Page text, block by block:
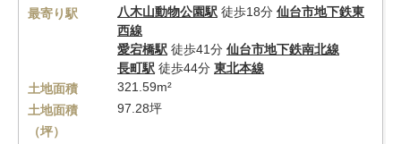
最寄り駅
八木山動物公園駅 徒歩18分 仙台市地下鉄東
西線
愛宕橋駅 徒歩41分 仙台市地下鉄南北線
長町駅 徒歩44分 東北本線
土地面積
321.59m²
土地面積
（坪）
97.28坪